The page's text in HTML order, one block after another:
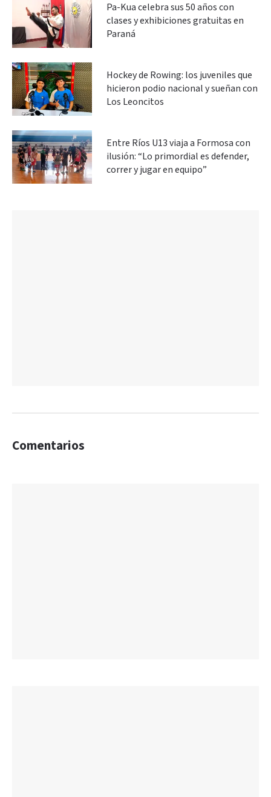
Pa-Kua celebra sus 50 años con
clases y exhibiciones gratuitas en
Paraná
Hockey de Rowing: los juveniles que
hicieron podio nacional y sueñan con
Los Leoncitos
Entre Ríos U13 viaja a Formosa con
ilusión: “Lo primordial es defender,
correr y jugar en equipo”
Comentarios